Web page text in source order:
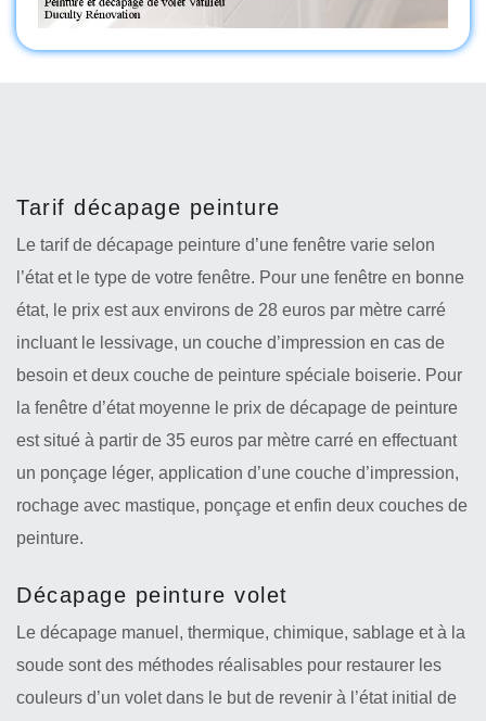
Tarif décapage peinture
Le tarif de décapage peinture d’une fenêtre varie selon
l’état et le type de votre fenêtre. Pour une fenêtre en bonne
état, le prix est aux environs de 28 euros par mètre carré
incluant le lessivage, un couche d’impression en cas de
besoin et deux couche de peinture spéciale boiserie. Pour
la fenêtre d’état moyenne le prix de décapage de peinture
est situé à partir de 35 euros par mètre carré en effectuant
un ponçage léger, application d’une couche d’impression,
rochage avec mastique, ponçage et enfin deux couches de
peinture.
Décapage peinture volet
Le décapage manuel, thermique, chimique, sablage et à la
soude sont des méthodes réalisables pour restaurer les
couleurs d’un volet dans le but de revenir à l’état initial de